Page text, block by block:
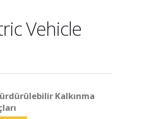
Vehicle
Kalkınma